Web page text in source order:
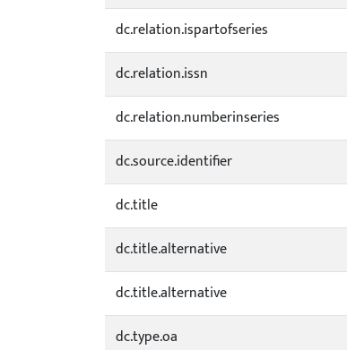
dc.relation.ispartofseries
dc.relation.issn
dc.relation.numberinseries
dc.source.identifier
dc.title
dc.title.alternative
dc.title.alternative
dc.type.oa